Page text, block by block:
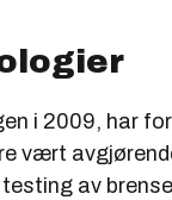
i 2009, har
vært
av